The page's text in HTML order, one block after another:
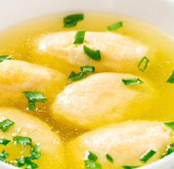
ADAUGĂ ÎN COȘ / DETALII